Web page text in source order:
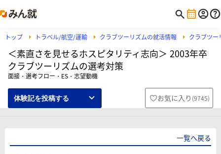
トップ トラベル/航空/運輸 クラブツーリズムの就活情報 クラブツー
＜素直さを見せるホスピタリティ志向＞ 2003年卒
クラブツーリズムの選考対策
面接・選考フロー・ES・志望動機
体験記を投稿する お気に入り (9745)
一覧へ戻る